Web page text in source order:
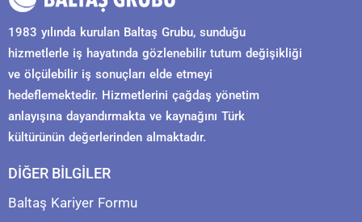
1983 yılında kurulan Baltaş Grubu, sunduğu
hizmetlerle iş hayatında gözlenebilir tutum değişikliği
ve ölçülebilir iş sonuçları elde etmeyi
hedeflemektedir. Hizmetlerini çağdaş yönetim
anlayışına dayandırmakta ve kaynağını Türk
kültürünün değerlerinden almaktadır.
DİĞER BİLGİLER
Baltaş Kariyer Formu